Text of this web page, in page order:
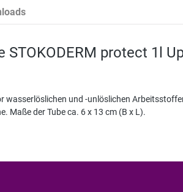
protect 1l
und -unlöslichen
Maße der Tube ca. 6 x 13 cm (B x L).